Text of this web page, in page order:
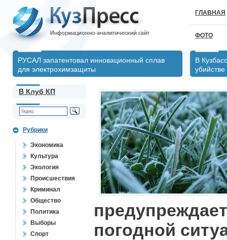
ГЛАВНАЯ
ФОТО
РУСАЛ запатентовал инновационный сплав
для электрохимзащиты
В
В Клуб КП
Рубрики
Экономика
Культура
Экология
Происшествия
Криминал
Общество
Политика
Выборы
Спорт
погодной